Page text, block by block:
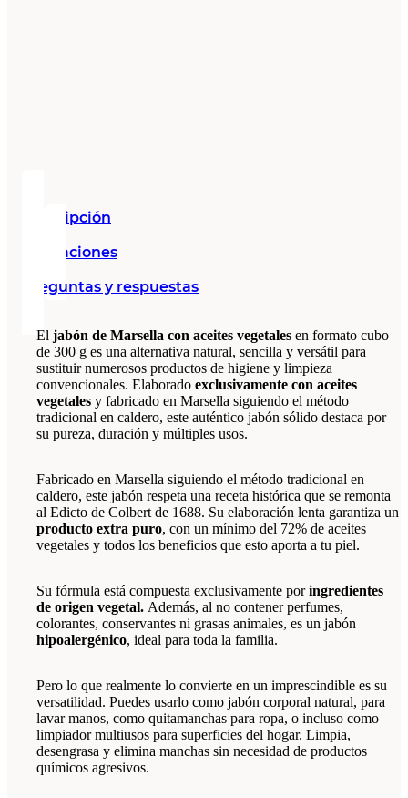
Descripción
Valoraciones
Preguntas y respuestas
El jabón de Marsella con aceites vegetales en formato cubo
de 300 g es una alternativa natural, sencilla y versátil para
sustituir numerosos productos de higiene y limpieza
convencionales. Elaborado exclusivamente con aceites
vegetales y fabricado en Marsella siguiendo el método
tradicional en caldero, este auténtico jabón sólido destaca por
su pureza, duración y múltiples usos.
Fabricado en Marsella siguiendo el método tradicional en
caldero, este jabón respeta una receta histórica que se remonta
al Edicto de Colbert de 1688. Su elaboración lenta garantiza un
producto extra puro, con un mínimo del 72% de aceites
vegetales y todos los beneficios que esto aporta a tu piel.
Su fórmula está compuesta exclusivamente poringredientes
de origen vegetal. Además, al no contener perfumes,
colorantes, conservantes ni grasas animales, es un jabón
hipoalergénico, ideal para toda la familia.
Pero lo que realmente lo convierte en un imprescindible es su
versatilidad. Puedes usarlo como jabón corporal natural, para
lavar manos, como quitamanchas para ropa, o incluso como
limpiador multiusos para superficies del hogar. Limpia,
desengrasa y elimina manchas sin necesidad de productos
químicos agresivos.